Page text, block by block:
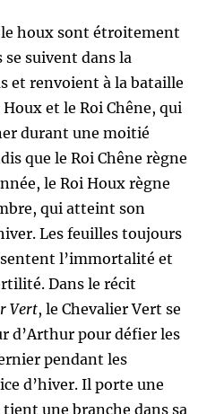
le houx sont étroitement
suivent dans la
et renvoient à la bataille
et le Roi Chêne, qui
durant une moitié
que le Roi Chêne règne
le Roi Houx règne
qui atteint son
Les feuilles toujours
l’immortalité et
Dans le récit
Vert, le Chevalier Vert se
d’Arthur pour défier les
pendant les
d’hiver. Il porte une
une branche dans sa